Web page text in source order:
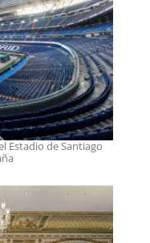
Estadio de Santiago